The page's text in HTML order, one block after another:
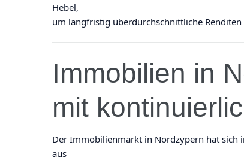
Hebel,
um langfristig überdurchschnittliche Renditen
Immobilien in
mit
Der Immobilienmarkt in Nordzypern hat sich
aus